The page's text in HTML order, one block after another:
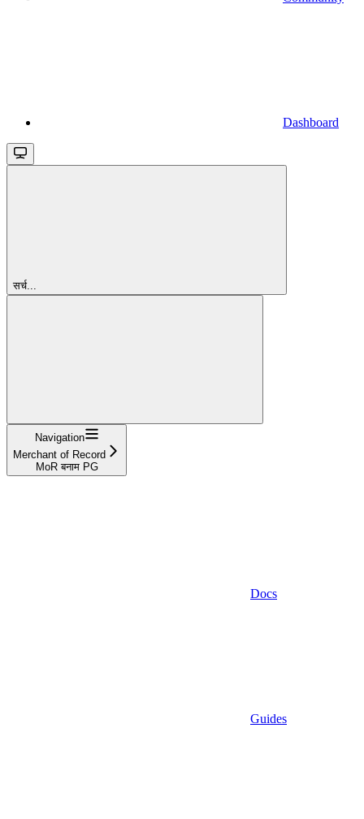
Dashboard
सर्च...
Navigation
Merchant of Record
MoR बनाम PG
Docs
Guides